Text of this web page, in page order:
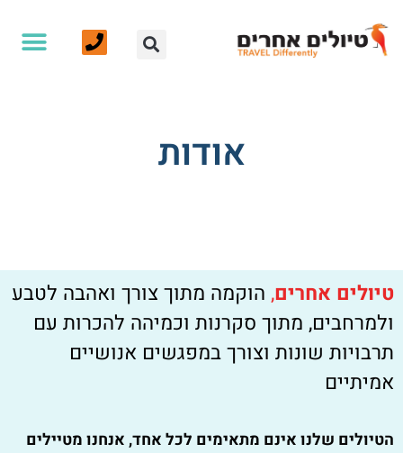
אודות
טיולים אחרים, הוקמה מתוך צורך ואהבה לטבע
ולמרחבים, מתוך סקרנות וכמיהה להכרות עם
תרבויות שונות וצורך במפגשים אנושיים
אמיתיים
הטיולים שלנו אינם מתאימים לכל אחד, אנחנו מטיילים